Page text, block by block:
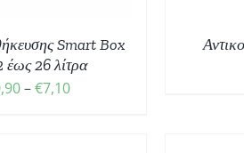
Smart Box
έως 26 λίτρα
–€7,10Price